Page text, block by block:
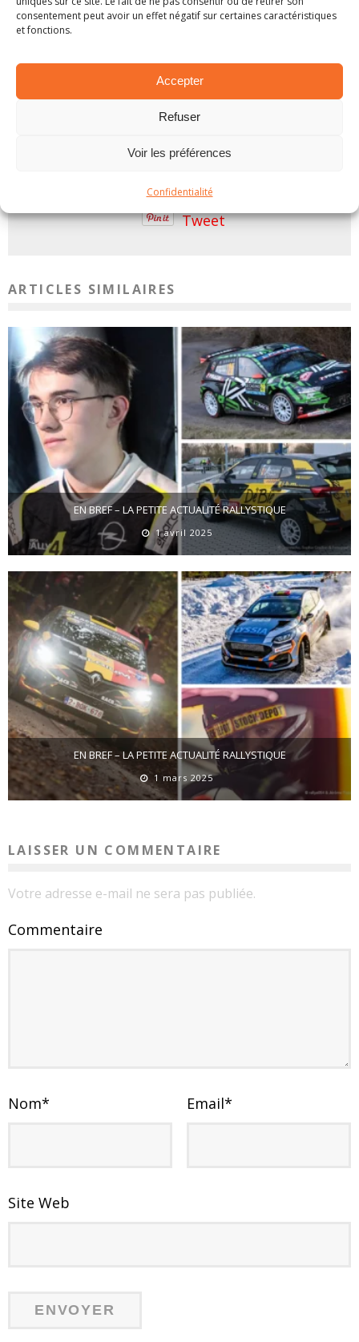
consentement peut avoir un effet négatif sur certaines caractéristiques
et fonctions.
Accepter
Refuser
Voir les préférences
Confidentialité
Par Simon F
Ole Christian Veiby
WRC-2
Tweet
ARTICLES SIMILAIRES
EN BREF – LA PETITE ACTUALITÉ RALLYSTIQUE
1 avril 2025
EN BREF – LA PETITE ACTUALITÉ RALLYSTIQUE
1 mars 2025
LAISSER UN COMMENTAIRE
Votre adresse e-mail ne sera pas publiée.
Commentaire
Nom* Email*
Site Web